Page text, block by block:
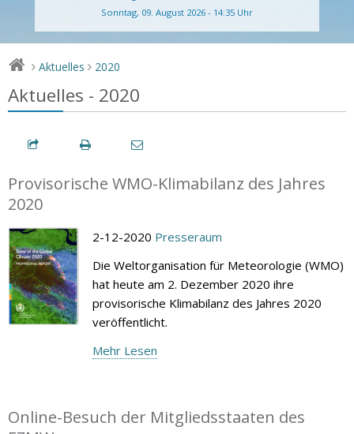
Sonntag, 09. August 2026 - 14:35 Uhr
> Aktuelles > 2020
Aktuelles - 2020
Provisorische WMO-Klimabilanz des Jahres
2020
2-12-2020 Presseraum
Die Weltorganisation für Meteorologie (WMO)
hat heute am 2. Dezember 2020 ihre
provisorische Klimabilanz des Jahres 2020
veröffentlicht.
Mehr Lesen
Online-Besuch der Mitgliedsstaaten des